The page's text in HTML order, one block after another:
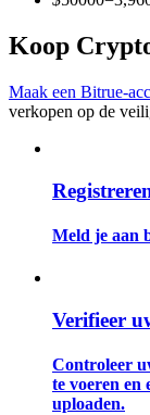
Gids
Futures-
Koop
Maak een Bitrue-
verkopen op de
Meld je aan
Verifieer
Controleer
te voeren en
uploaden.